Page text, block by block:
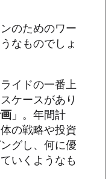
のためのワー
なものでしょ
イドの一番上
ケースがあり
」。年間計
の戦略や投資
グし、何に優
いくようなも